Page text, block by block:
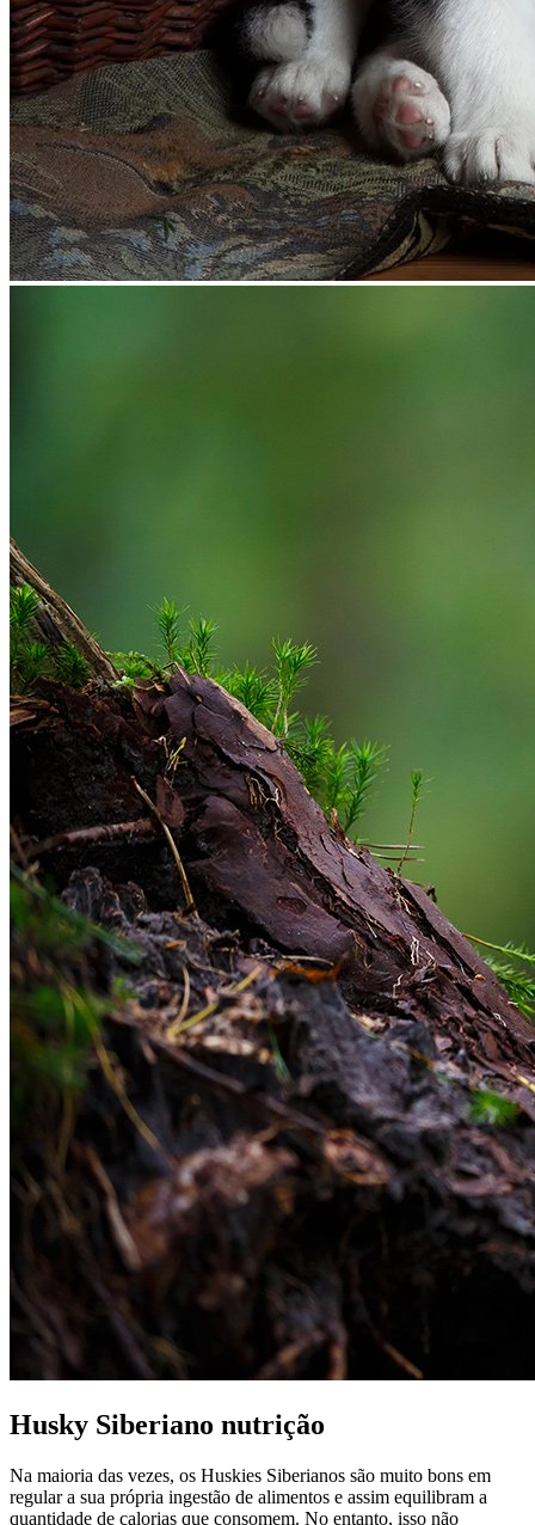
Husky Siberiano nutrição
Na maioria das vezes, os Huskies Siberianos são muito bons em
regular a sua própria ingestão de alimentos e assim equilibram a
quantidade de calorias que consomem. No entanto, isso não